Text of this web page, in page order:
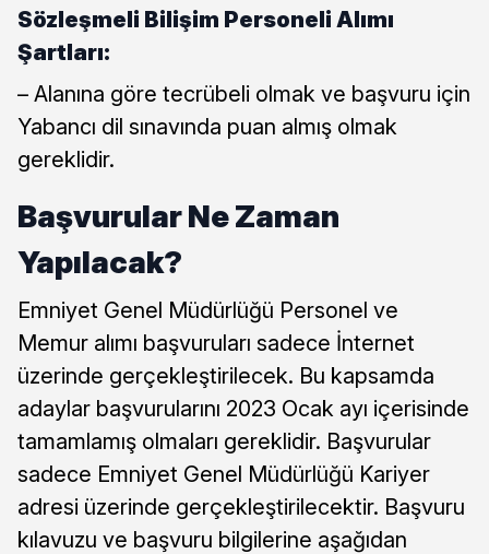
Sözleşmeli Bilişim Personeli Alımı
Şartları:
– Alanına göre tecrübeli olmak ve başvuru için
Yabancı dil sınavında puan almış olmak
gereklidir.
Başvurular Ne Zaman
Yapılacak?
Emniyet Genel Müdürlüğü Personel ve
Memur alımı başvuruları sadece İnternet
üzerinde gerçekleştirilecek. Bu kapsamda
adaylar başvurularını 2023 Ocak ayı içerisinde
tamamlamış olmaları gereklidir. Başvurular
sadece Emniyet Genel Müdürlüğü Kariyer
adresi üzerinde gerçekleştirilecektir. Başvuru
kılavuzu ve başvuru bilgilerine aşağıdan